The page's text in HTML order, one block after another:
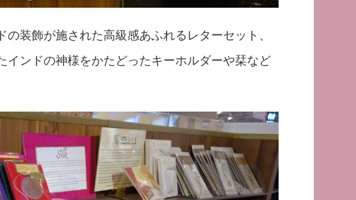
装飾が施された高級感あふれるレターセット、
インドの神様をかたどったキーホルダーや栞など